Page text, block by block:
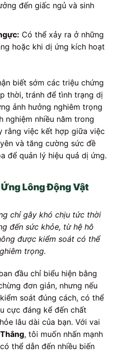
đến giấc ngủ và sinh
Có thể xảy ra ở những
hoặc khi dị ứng kích hoạt
biết sớm các triệu chứng
thời, tránh để tình trạng dị
ảnh hưởng nghiêm trọng
nghiệm nhiều năm trong
rằng việc kết hợp giữa việc
và tăng cường sức đề
để quản lý hiệu quả dị ứng.
Lông Động Vật
chỉ gây khó chịu tức thời
đến sức khỏe, từ hệ hô
được kiểm soát có thể
trọng.
đầu chỉ biểu hiện bằng
đơn giản, nhưng nếu
soát đúng cách, có thể
cực đáng kể đến chất
lâu dài của bạn. Với vai
, tôi muốn nhấn mạnh
thể dẫn đến nhiều biến